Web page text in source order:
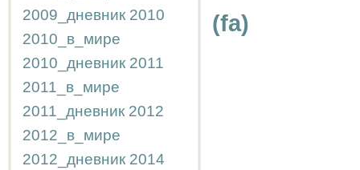
2009_дневник 2010
2010_в_мире
2010_дневник 2011
2011_в_мире
2011_дневник 2012
2012_в_мире
2012_дневник 2014
(fa)